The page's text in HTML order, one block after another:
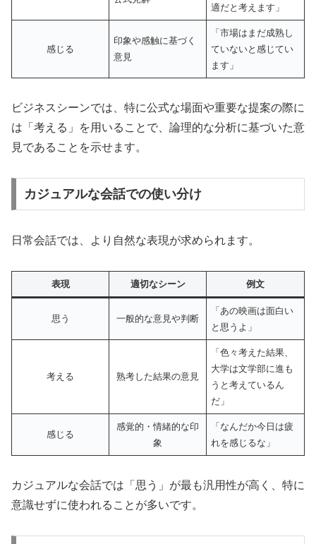
適だと考えます」
感じる
印象や感触に基づく
意見
「市場はまだ成熟し
ていないと感じてい
ます」
ビジネスシーンでは、特に公式な場面や重要な提案の際に
は「考える」を用いることで、論理的な分析に基づいた意
見であることを示せます。
カジュアルな会話での使い分け
日常会話では、より自然な表現が求められます。
表現 適切なシーン 例文
思う 一般的な意見や判断
「あの映画は面白い
と思うよ」
考える 熟考した結果の意見
「色々考えた結果、
大学は文学部に進も
うと考えているん
だ」
感じる
感覚的・情緒的な印
象
「なんだか今日は疲
れを感じるな」
カジュアルな会話では「思う」が最も汎用性が高く、特に
意識せずに使われることが多いです。